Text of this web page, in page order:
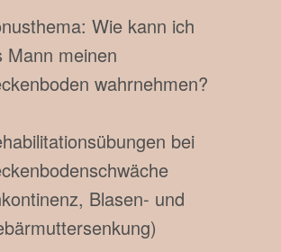
Wie kann ich
Mann meinen
wahrnehmen?
bei
Blasen- und